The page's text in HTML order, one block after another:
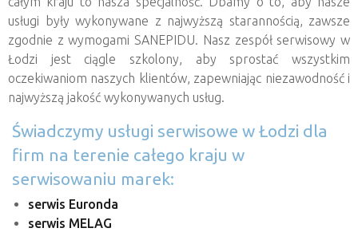
usługi były wykonywane z najwyższą starannością, zawsze
zgodnie z wymogami SANEPIDU. Nasz zespół serwisowy w
Łodzi jest ciągle szkolony, aby sprostać wszystkim
oczekiwaniom naszych klientów, zapewniając niezawodność i
najwyższą jakość wykonywanych usług.
Świadczymy usługi serwisowe w Łodzi dla
firm na terenie całego kraju w
serwisowaniu marek:
serwis Euronda
serwis MELAG